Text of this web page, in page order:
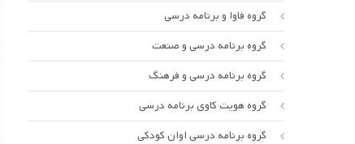
گروه فاوا و برنامه درسی
گروه برنامه درسی و صنعت
گروه برنامه درسی و فرهنگ
گروه هویت کاوی برنامه درسی
گروه برنامه درسی اوان کودکی